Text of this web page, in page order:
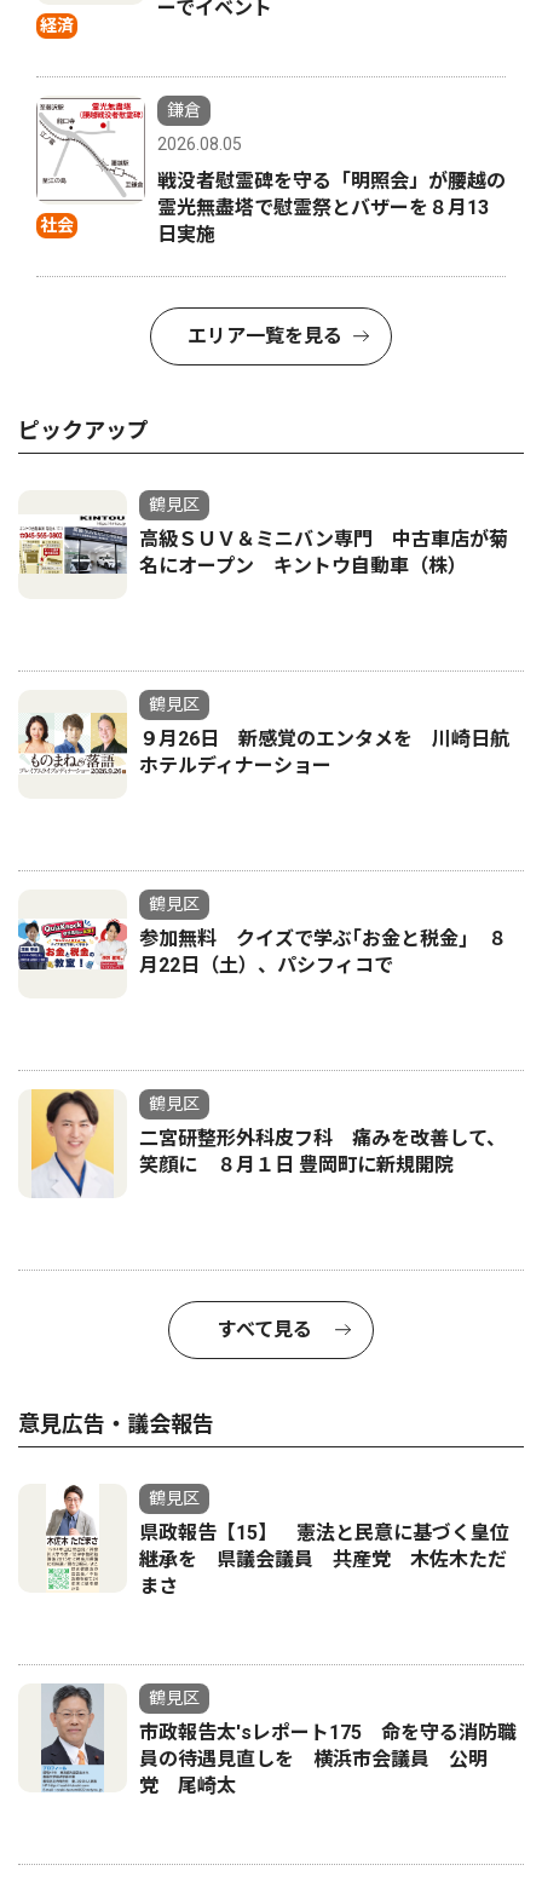
経済
ーでイベント
社会
鎌倉
2026.08.05
戦没者慰霊碑を守る「明照会」が腰越の
霊光無盡塔で慰霊祭とバザーを８月13
日実施
エリア一覧を見る
ピックアップ
鶴見区
高級ＳＵＶ＆ミニバン専門 中古車店が菊
名にオープン キントウ自動車（株）
鶴見区
９月26日 新感覚のエンタメを 川崎日航
ホテルディナーショー
鶴見区
参加無料 クイズで学ぶ｢お金と税金｣ ８
月22日（土）、パシフィコで
鶴見区
二宮研整形外科皮フ科 痛みを改善して、
笑顔に ８月１日 豊岡町に新規開院
すべて見る
意見広告・議会報告
鶴見区
県政報告【15】 憲法と民意に基づく皇位
継承を 県議会議員 共産党 木佐木ただ
まさ
鶴見区
市政報告太'sレポート175 命を守る消防職
員の待遇見直しを 横浜市会議員 公明
党 尾崎太